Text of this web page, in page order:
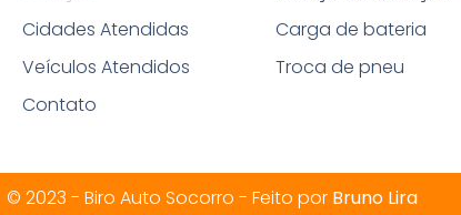
Cidades Atendidas
Veículos Atendidos
Contato
Carga de bateria
Troca de pneu
© 2023 - Biro Auto Socorro - Feito por Bruno Lira